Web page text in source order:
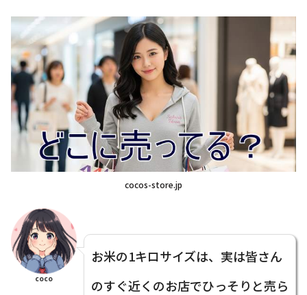
cocos-store.jp
coco
お米の1キロサイズは、実は皆さん
のすぐ近くのお店でひっそりと売ら